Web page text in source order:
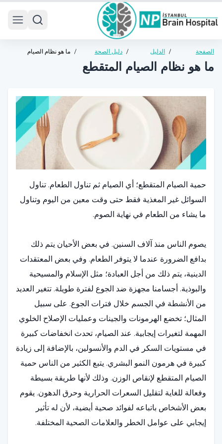
الصفحة
الرئيسية
/ الدليل
الصحي
/ دليل الصحة
العامة
/ ما هو نظام الصيام
ما هو نظام الصيام المتقطع
حمية الصيام المتقطع؛ أي الصيام ثم تناول الطعام. تناول
السوائل غير المغذية فقط حتى وقت معين من اليوم وتناول
ما يشاء من الطعام في نهاية الصوم.
يصوم الناس منذ آلاف السنين. في بعض الأحيان يتم ذلك
بدافع الضرورة عندما لا يتوفر الطعام. وفي بعض المعتقدات
الدينية، يتم ذلك من أجل العبادة؛ مثل الإسلام والمسيحية
والبوذية. أجسامنا مجهزة ضد الجوع لفترة طويلة. تتغير العديد
من الأنشطة في الجسم خلال فترات الجوع. على سبيل
المثال؛ تخضع الهرمونات والجينات وعمليات الإصلاح الخلوي
المهمة لتغيرات إيجابية. عند الصيام، تحدث انخفاضات كبيرة
في مستويات السكر في الدم والأنسولين، بالإضافة إلى زيادة
كبيرة في هرمون النمو البشري. يتبع الكثير من الناس حمية
الصيام المتقطع لإنقاص الوزن. وذلك لأنها طريقة بسيطة
وفعالة للغاية لتقليل السعرات الحرارية وحرق الدهون. يقوم
بعض الأشخاص باتباعه لفوائد صحية أيضية، لأن له تأثير
إيجابي على عوامل الخطر والعلامات الصحية المختلفة.